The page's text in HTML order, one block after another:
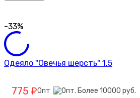
-33%
Одеяло "Овечья шерсть" 1.5
775 ₽Опт